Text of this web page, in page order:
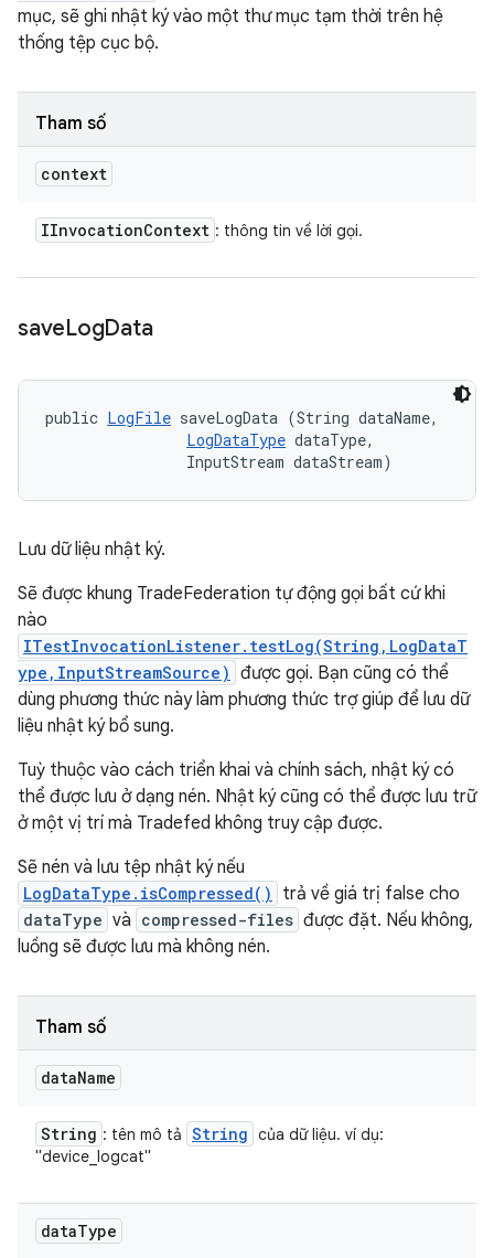
mục, sẽ ghi nhật ký vào một thư mục tạm thời trên hệ
thống tệp cục bộ.
Tham số
context
IInvocationContext : thông tin về lời gọi.
saveLogData
public LogFile saveLogData (String dataName,
LogDataType dataType,
                InputStream dataStream)
Lưu dữ liệu nhật ký.
Sẽ được khung TradeFederation tự động gọi bất cứ khi
nào
ITestInvocationListener.testLog(String,LogDataT
ype,InputStreamSource) được gọi. Bạn cũng có thể
dùng phương thức này làm phương thức trợ giúp để lưu dữ
liệu nhật ký bổ sung.
Tuỳ thuộc vào cách triển khai và chính sách, nhật ký có
thể được lưu ở dạng nén. Nhật ký cũng có thể được lưu trữ
ở một vị trí mà Tradefed không truy cập được.
Sẽ nén và lưu tệp nhật ký nếu
LogDataType.isCompressed() trả về giá trị false cho
dataType và compressed-files được đặt. Nếu không,
luồng sẽ được lưu mà không nén.
Tham số
dataName
String : tên mô tả String của dữ liệu. ví dụ:
"device_logcat"
dataType